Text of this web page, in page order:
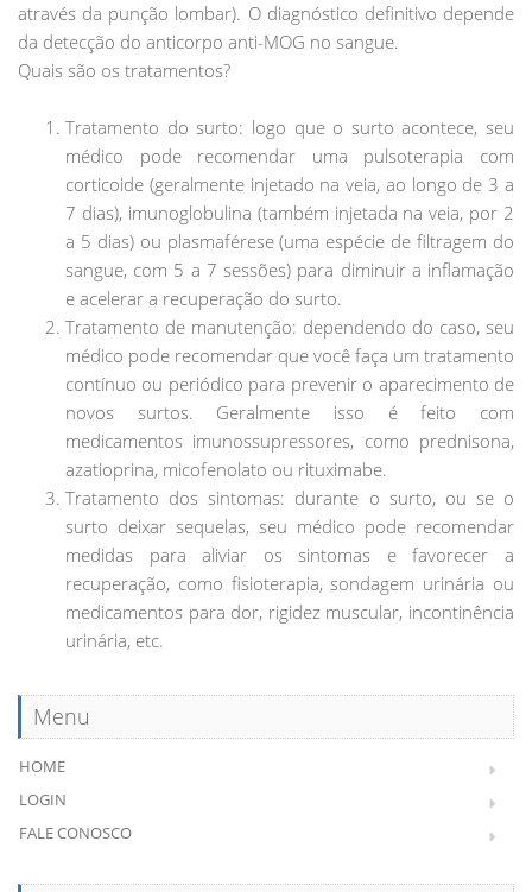
através da punção lombar). O diagnóstico definitivo depende
da detecção do anticorpo anti-MOG no sangue.
Quais são os tratamentos?
Tratamento do surto: logo que o surto acontece, seu
médico pode recomendar uma pulsoterapia com
corticoide (geralmente injetado na veia, ao longo de 3 a
7 dias), imunoglobulina (também injetada na veia, por 2
a 5 dias) ou plasmaférese (uma espécie de filtragem do
sangue, com 5 a 7 sessões) para diminuir a inflamação
e acelerar a recuperação do surto.
Tratamento de manutenção: dependendo do caso, seu
médico pode recomendar que você faça um tratamento
contínuo ou periódico para prevenir o aparecimento de
novos surtos. Geralmente isso é feito com
medicamentos imunossupressores, como prednisona,
azatioprina, micofenolato ou rituximabe.
Tratamento dos sintomas: durante o surto, ou se o
surto deixar sequelas, seu médico pode recomendar
medidas para aliviar os sintomas e favorecer a
recuperação, como fisioterapia, sondagem urinária ou
medicamentos para dor, rigidez muscular, incontinência
urinária, etc.
Menu
HOME
LOGIN
FALE CONOSCO